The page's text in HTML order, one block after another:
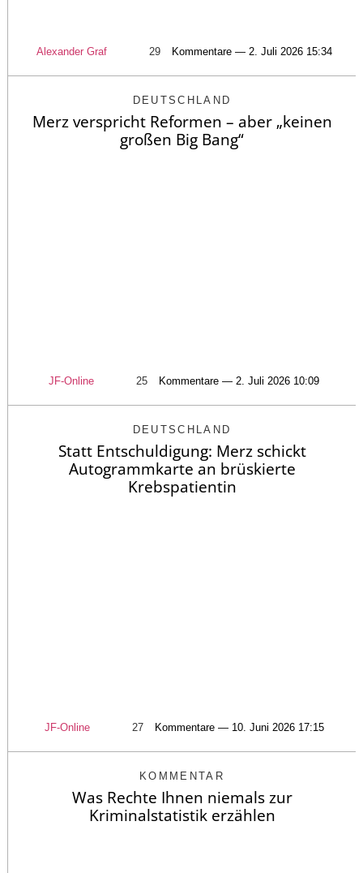
Alexander Graf 29 Kommentare — 2. Juli 2026 15:34
DEUTSCHLAND
Merz verspricht Reformen – aber „keinen
großen Big Bang“
JF-Online 25 Kommentare — 2. Juli 2026 10:09
DEUTSCHLAND
Statt Entschuldigung: Merz schickt
Autogrammkarte an brüskierte
Krebspatientin
JF-Online 27 Kommentare — 10. Juni 2026 17:15
KOMMENTAR
Was Rechte Ihnen niemals zur
Kriminalstatistik erzählen